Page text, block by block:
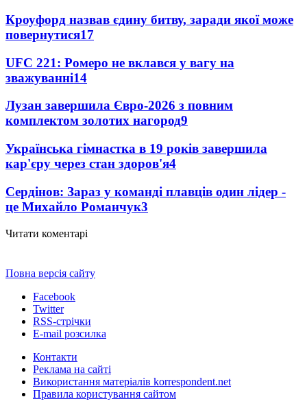
Кроуфорд назвав єдину битву, заради якої може
повернутися17
UFC 221: Ромеро не вклався у вагу на
зважуванні14
Лузан завершила Євро-2026 з повним
комплектом золотих нагород9
Українська гімнастка в 19 років завершила
кар'єру через стан здоров'я4
Сердінов: Зараз у команді плавців один лідер -
це Михайло Романчук3
Читати коментарі
Повна версія сайту
Facebook
Twitter
RSS-стрічки
E-mail розсилка
Контакти
Реклама на сайті
Використання матеріалів korrespondent.net
Правила користування сайтом